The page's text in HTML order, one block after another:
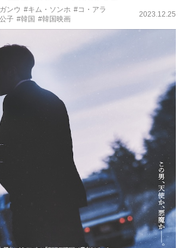
ンウ #キム・ソンホ #コ・アラ
子 #韓国 #韓国映画
2023.12.25